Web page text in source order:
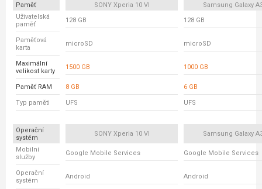
Paměť SONY Xperia 10 VI
Samsung Galaxy
Uživatelská
paměť
128 GB 128 GB
Paměťová
karta
microSD microSD
Maximální
velikost karty
1500 GB 1000 GB
Paměť RAM 8 GB 6 GB
Typ paměti UFS UFS
Operační
systém
SONY Xperia 10 VI Samsung Galaxy
Mobilní
služby
Google Mobile Services Google Mobile Services
Operační
systém
Android Android